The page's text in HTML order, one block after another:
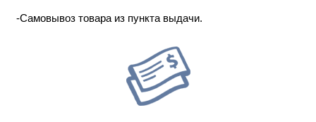
-Самовывоз товара из пункта выдачи.